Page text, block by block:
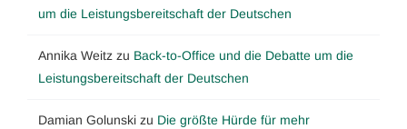
um die Leistungsbereitschaft der Deutschen
Annika Weitz zu Back-to-Office und die Debatte um die
Leistungsbereitschaft der Deutschen
Damian Golunski zu Die größte Hürde für mehr